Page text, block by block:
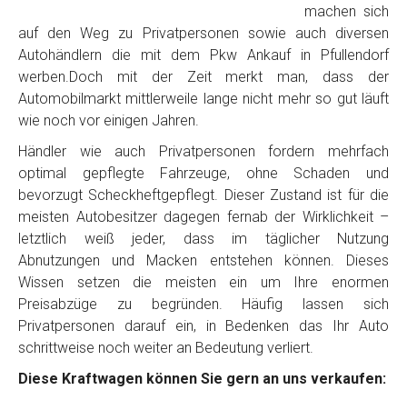
machen sich
auf den Weg zu Privatpersonen sowie auch diversen
Autohändlern die mit dem Pkw Ankauf in Pfullendorf
werben.Doch mit der Zeit merkt man, dass der
Automobilmarkt mittlerweile lange nicht mehr so gut läuft
wie noch vor einigen Jahren.
Händler wie auch Privatpersonen fordern mehrfach
optimal gepflegte Fahrzeuge, ohne Schaden und
bevorzugt Scheckheftgepflegt. Dieser Zustand ist für die
meisten Autobesitzer dagegen fernab der Wirklichkeit –
letztlich weiß jeder, dass im täglicher Nutzung
Abnutzungen und Macken entstehen können. Dieses
Wissen setzen die meisten ein um Ihre enormen
Preisabzüge zu begründen. Häufig lassen sich
Privatpersonen darauf ein, in Bedenken das Ihr Auto
schrittweise noch weiter an Bedeutung verliert.
Diese Kraftwagen können Sie gern an uns verkaufen: